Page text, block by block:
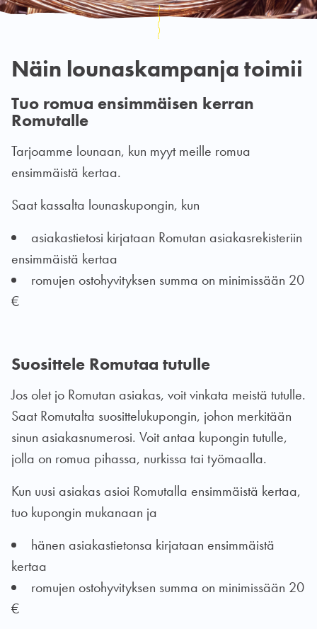
Näin lounaskampanja toimii
Tuo romua ensimmäisen kerran
Romutalle
Tarjoamme lounaan, kun myyt meille romua
ensimmäistä kertaa.
Saat kassalta lounaskupongin, kun
asiakastietosi kirjataan Romutan asiakasrekisteriin
ensimmäistä kertaa
romujen ostohyvityksen summa on minimissään 20
€
Suosittele Romutaa tutulle
Jos olet jo Romutan asiakas, voit vinkata meistä tutulle.
Saat Romutalta suosittelukupongin, johon merkitään
sinun asiakasnumerosi. Voit antaa kupongin tutulle,
jolla on romua pihassa, nurkissa tai työmaalla.
Kun uusi asiakas asioi Romutalla ensimmäistä kertaa,
tuo kupongin mukanaan ja
hänen asiakastietonsa kirjataan ensimmäistä
kertaa
romujen ostohyvityksen summa on minimissään 20
€